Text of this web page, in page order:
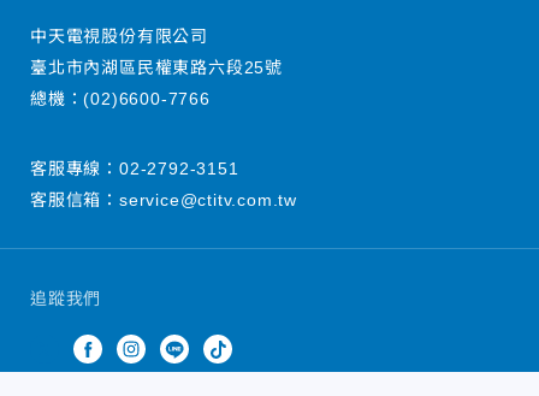
追蹤我們
中天電視股份有限公司
臺北市內湖區民權東路六段25號
總機：(02)6600-7766
客服專線： 02-2792-3151
客服信箱： service@ctitv.com.tw